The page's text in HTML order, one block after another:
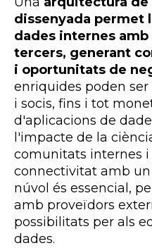
dissenyada permet
dades internes
tercers, generant
i oportunitats de
enriquides poden
i socis, fins i tot
d'aplicacions de
l'impacte de la
comunitats internes i
connectivitat amb
núvol és essencial,
amb proveïdors
possibilitats per als
dades.